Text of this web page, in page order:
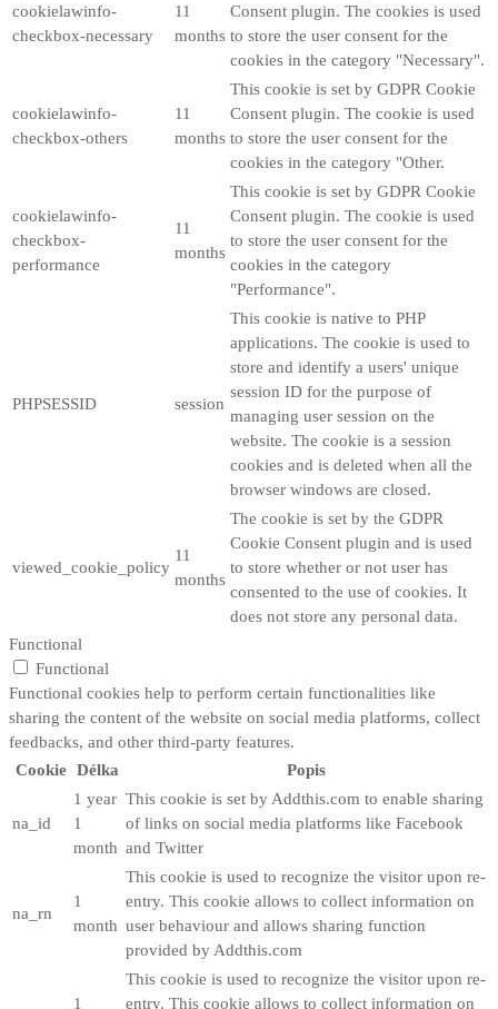
cookielawinfo-
checkbox-necessary
11
months
Consent plugin. The cookies is used
to store the user consent for the
cookies in the category "Necessary".
cookielawinfo-
checkbox-others
11
months
This cookie is set by GDPR Cookie
Consent plugin. The cookie is used
to store the user consent for the
cookies in the category "Other.
cookielawinfo-
checkbox-
performance
11
months
This cookie is set by GDPR Cookie
Consent plugin. The cookie is used
to store the user consent for the
cookies in the category
"Performance".
PHPSESSID session
This cookie is native to PHP
applications. The cookie is used to
store and identify a users' unique
session ID for the purpose of
managing user session on the
website. The cookie is a session
cookies and is deleted when all the
browser windows are closed.
viewed_cookie_policy
11
months
The cookie is set by the GDPR
Cookie Consent plugin and is used
to store whether or not user has
consented to the use of cookies. It
does not store any personal data.
Functional
Functional
Functional cookies help to perform certain functionalities like
sharing the content of the website on social media platforms, collect
feedbacks, and other third-party features.
Cookie Délka Popis
na_id
1 year
1
month
This cookie is set by Addthis.com to enable sharing
of links on social media platforms like Facebook
and Twitter
na_rn
1
month
This cookie is used to recognize the visitor upon re-
entry. This cookie allows to collect information on
user behaviour and allows sharing function
provided by Addthis.com
1
This cookie is used to recognize the visitor upon re-
entry. This cookie allows to collect information on